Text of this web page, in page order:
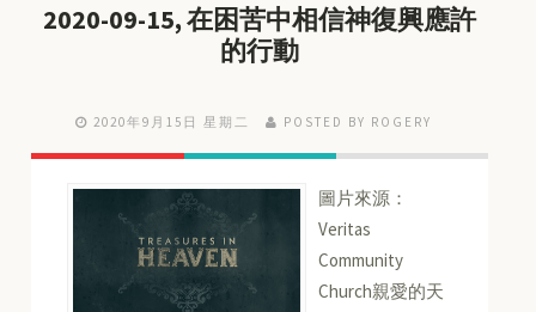
2020-09-15, 在困苦中相信神復興應許
的行動
2020年9月15日 星期二 POSTED BY ROGERY
圖片來源：
Veritas
Community
Church親愛的天